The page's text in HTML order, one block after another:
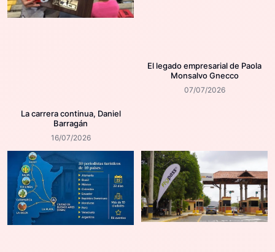
La carrera continua, Daniel
Barragán
16/07/2026
El legado empresarial de Paola
Monsalvo Gnecco
07/07/2026